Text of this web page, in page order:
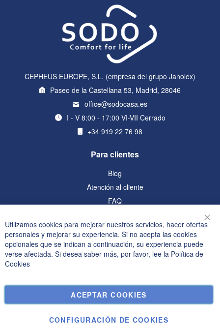
CEPHEUS EUROPE, S.L. (empresa del grupo Janolex)
Paseo de la Castellana 53, Madrid, 28046
office@sodocasa.es
I - V 8:00 - 17:00 VI-VII Cerrado
+34 919 22 76 98
Para clientes
Blog
Atención al cliente
FAQ
Información
Política de privacidad y cookies
Términos de búsqueda
Pedidos y devoluciones
Contáctenos
Utilizamos cookies para mejorar nuestros servicios, hacer ofertas
personales y mejorar su experiencia. Si no acepta las cookies
opcionales que se indican a continuación, su experiencia puede
verse afectada. Si desea saber más, por favor, lee la Política de
Cookies
ACEPTAR COOKIES
CONFIGURACIÓN DE COOKIES